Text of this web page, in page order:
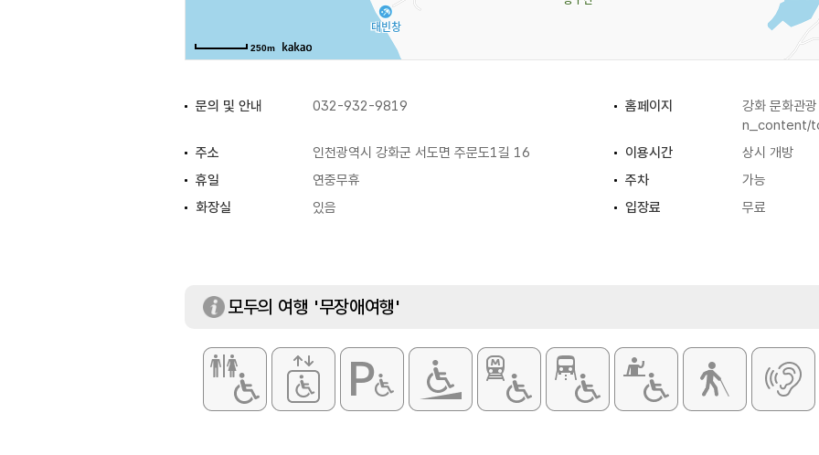
250m
문의 및 안내 032-932-9819 홈페이지
강화 문화관
n_content/
주소
인천광역시 강화군 서도면 주문도1길 16 이용시간
상시 개방
휴일
연중무휴 주차
가능
화장실
있음 입장료 무료
모두의 여행 '무장애여행'